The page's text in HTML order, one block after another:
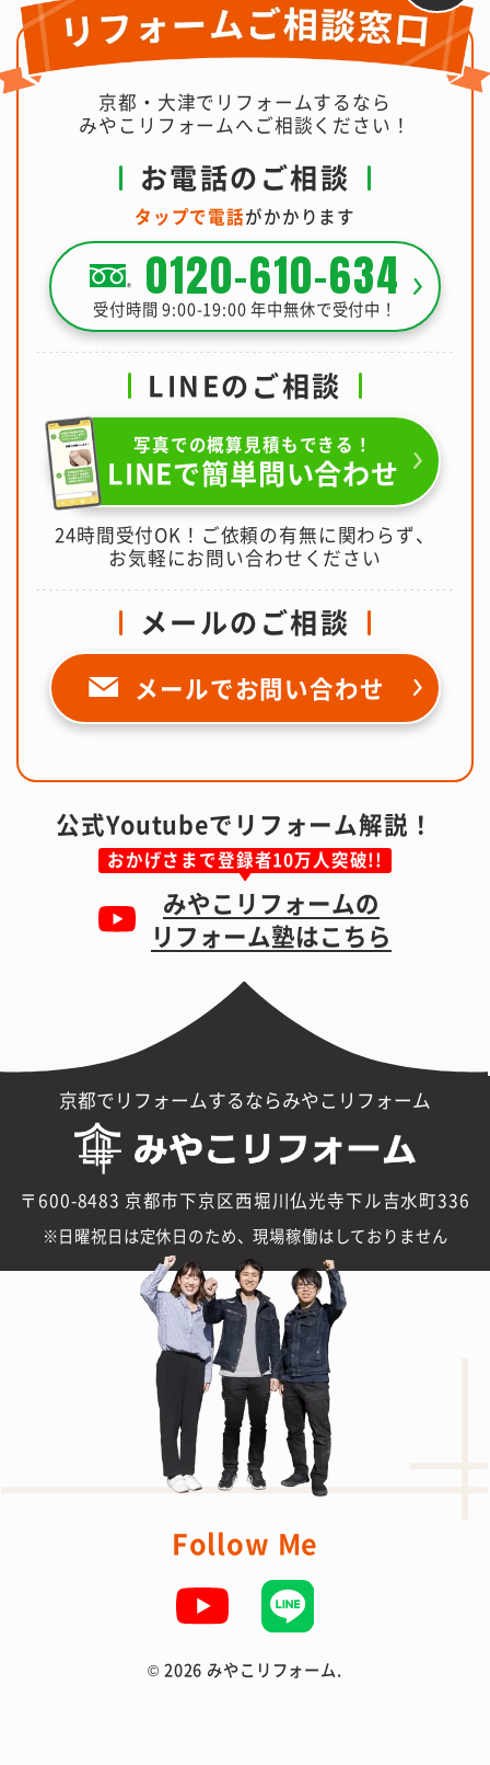
京都・大津でリフォームするなら
みやこリフォームへご相談ください！
お電話のご相談
タップで電話がかかります
0120-610-634
受付時間 9:00-19:00 年中無休で受付中！
LINEのご相談
写真での概算見積もできる！
LINEで簡単問い合わせ
24時間受付OK！ご依頼の有無に関わらず、
お気軽にお問い合わせください
メールのご相談
メールでお問い合わせ
公式Youtubeでリフォーム解説！
おかげさまで登録者10万人突破!!
みやこリフォームの
リフォーム塾はこちら
京都でリフォームするならみやこリフォーム
〒600-8483 京都市下京区西堀川仏光寺下ル吉水町336
日曜祝日は定休日のため、現場稼働はしておりません
Follow Me
© 2026 みやこリフォーム.